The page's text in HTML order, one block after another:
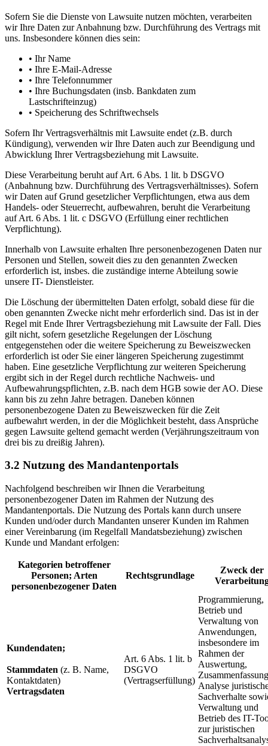
Sofern Sie die Dienste von Lawsuite nutzen möchten, verarbeiten
wir Ihre Daten zur Anbahnung bzw. Durchführung des Vertrags mit
uns. Insbesondere können dies sein:
• Ihr Name
• Ihre E-Mail-Adresse
• Ihre Telefonnummer
• Ihre Buchungsdaten (insb. Bankdaten zum
Lastschrifteinzug)
• Speicherung des Schriftwechsels
Sofern Ihr Vertragsverhältnis mit Lawsuite endet (z.B. durch
Kündigung), verwenden wir Ihre Daten auch zur Beendigung und
Abwicklung Ihrer Vertragsbeziehung mit Lawsuite.
Diese Verarbeitung beruht auf Art. 6 Abs. 1 lit. b DSGVO
(Anbahnung bzw. Durchführung des Vertragsverhältnisses). Sofern
wir Daten auf Grund gesetzlicher Verpflichtungen, etwa aus dem
Handels- oder Steuerrecht, aufbewahren, beruht die Verarbeitung
auf Art. 6 Abs. 1 lit. c DSGVO (Erfüllung einer rechtlichen
Verpflichtung).
Innerhalb von Lawsuite erhalten Ihre personenbezogenen Daten nur
Personen und Stellen, soweit dies zu den genannten Zwecken
erforderlich ist, insbes. die zuständige interne Abteilung sowie
unsere IT- Dienstleister.
Die Löschung der übermittelten Daten erfolgt, sobald diese für die
oben genannten Zwecke nicht mehr erforderlich sind. Das ist in der
Regel mit Ende Ihrer Vertragsbeziehung mit Lawsuite der Fall. Dies
gilt nicht, sofern gesetzliche Regelungen der Löschung
entgegenstehen oder die weitere Speicherung zu Beweiszwecken
erforderlich ist oder Sie einer längeren Speicherung zugestimmt
haben. Eine gesetzliche Verpflichtung zur weiteren Speicherung
ergibt sich in der Regel durch rechtliche Nachweis- und
Aufbewahrungspflichten, z.B. nach dem HGB sowie der AO. Diese
kann bis zu zehn Jahre betragen. Daneben können
personenbezogene Daten zu Beweiszwecken für die Zeit
aufbewahrt werden, in der die Möglichkeit besteht, dass Ansprüche
gegen Lawsuite geltend gemacht werden (Verjährungszeitraum von
drei bis zu dreißig Jahren).
3.2 Nutzung des Mandantenportals
Nachfolgend beschreiben wir Ihnen die Verarbeitung
personenbezogener Daten im Rahmen der Nutzung des
Mandantenportals. Die Nutzung des Portals kann durch unsere
Kunden und/oder durch Mandanten unserer Kunden im Rahmen
einer Vereinbarung (im Regelfall Mandatsbeziehung) zwischen
Kunde und Mandant erfolgen:
Kategorien betroffener
Personen; Arten
personenbezogener Daten
Rechtsgrundlage
Zweck der
Kundendaten;
Stammdaten (z. B. Name,
Kontaktdaten)
Vertragsdaten
Art. 6 Abs. 1 lit. b
DSGVO
(Vertragserfüllung)
Programmierung,
Betrieb und
Verwaltung von
Anwendungen,
insbesondere im
Rahmen der
Auswertung,
Analyse
Sachverhalte
Verwaltung und
Betrieb des IT-
zur juristischen